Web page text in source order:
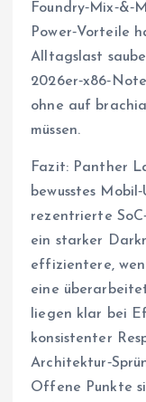
Power‑Vorteile
Alltagslast
ohne auf
müssen.
Fazit: Panther
bewusstes
rezentrierte
ein starker
effizientere,
eine
liegen klar bei
konsistenter
Offene Punkte